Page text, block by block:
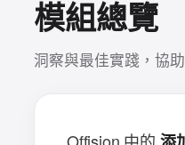
模組總覽
洞察與最佳實踐，協
Offision 中的